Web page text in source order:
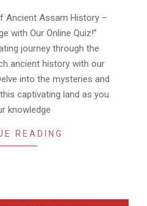
Ancient Assam History –
with Our Online Quiz!”
journey through the
ancient history with our
into the mysteries and
captivating land as you
knowledge
READING